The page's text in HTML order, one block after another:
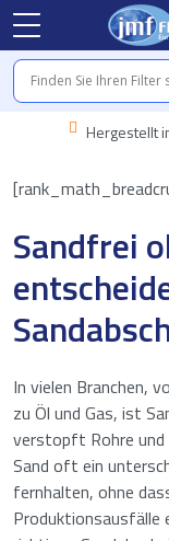
Hergestellt
Sandfrei
In vielen Branchen,
zu Öl und Gas, ist
verstopft Rohre und
Sand oft ein
fernhalten, ohne
Produktionsausfälle